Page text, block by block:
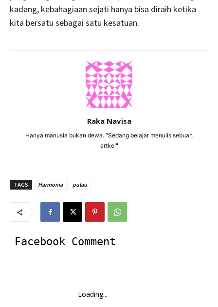
kadang, kebahagiaan sejati hanya bisa diraih ketika
kita bersatu sebagai satu kesatuan.
Raka Navisa
Hanya manusia bukan dewa. "Sedang belajar menulis sebuah
artkel"
TAGS Harmonia pulau
Facebook Comment
Loading...